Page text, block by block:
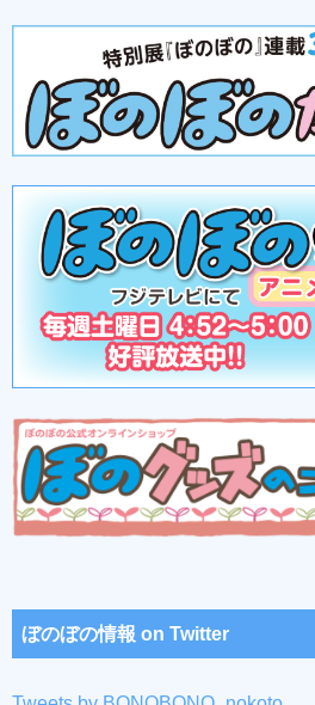
ぼのぼの情報 on Twitter